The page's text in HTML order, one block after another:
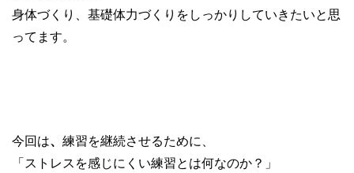
身体づくり、基礎体力づくりをしっかりしていきたいと思
ってます。
今回は、 練習を継続させるために、
「ストレスを感じにくい練習とは何なのか？」